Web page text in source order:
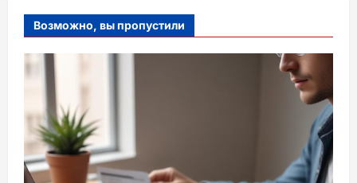
Возможно, вы пропустили